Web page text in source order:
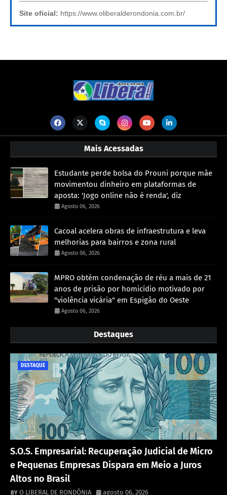
Site oficial: https://www.oliberalderondonia.com.br/
Mais Acessadas
Estudante perde bolsa do Prouni porque mãe
movimentou dinheiro em plataformas de
aposta: 'Jogo online não é renda', diz
Agosto 06, 2026
Cacoal acelera obras de infraestrutura e leva
melhorias para bairros e zona rural
Agosto 06, 2026
MPRO obtém condenação de réu a mais de 21
anos de prisão por homicídio motivado por
"violência vicária" em Espigão do Oeste
Agosto 06, 2026
Destaques
DESTAQUE
S.O.S. Empresarial: Recuperação Judicial de Micro
e Pequenas Empresas Dispara em Meio a Juros
Altos no Brasil
O LIBERAL DE RONDÔNIA agosto 06, 2026